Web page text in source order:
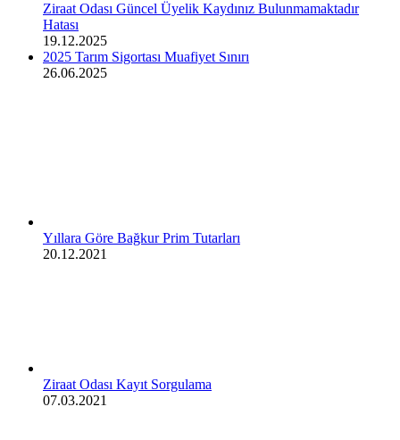
Ziraat Odası Güncel Üyelik Kaydınız Bulunmamaktadır
Hatası
19.12.2025
2025 Tarım Sigortası Muafiyet Sınırı
26.06.2025
Yıllara Göre Bağkur Prim Tutarları
20.12.2021
Ziraat Odası Kayıt Sorgulama
07.03.2021